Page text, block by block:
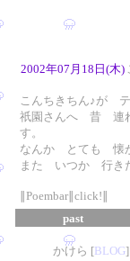
2002年07月18日(木)
こんちきちん♪が
祇園さんへ 昔 連
す。
なんか とても 懐
また いつか 行き
∥Poembar∥click!∥
past
かけら [BLOG